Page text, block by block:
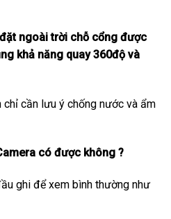
ngoài trời chỗ cổng được
khả năng quay 360độ và
chỉ cần lưu ý chống nước và ẩm
có được không ?
ghi để xem bình thường như